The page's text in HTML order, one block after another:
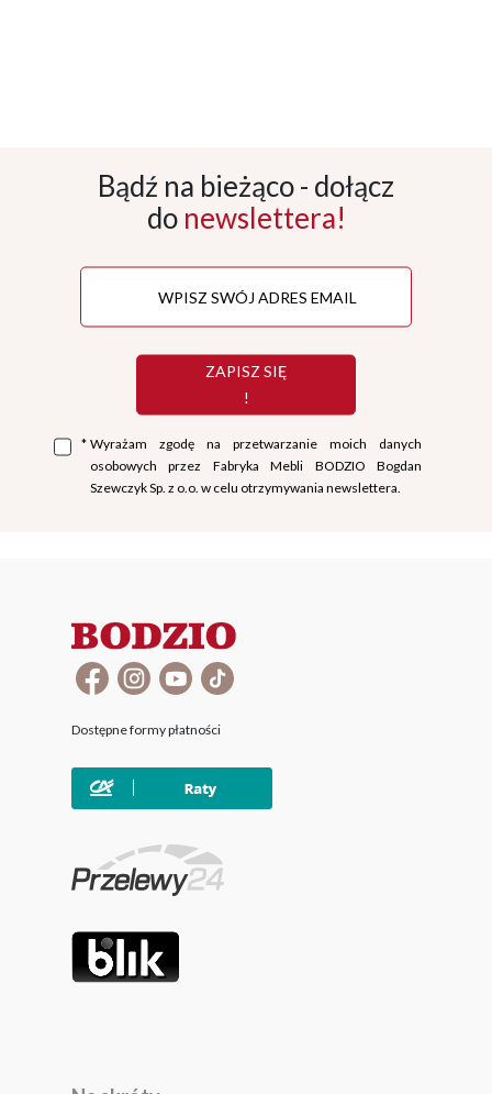
Bądź na bieżąco - dołącz
do newslettera!
ZAPISZ SIĘ
!
* Wyrażam zgodę na przetwarzanie moich danych
osobowych przez Fabryka Mebli BODZIO Bogdan
Szewczyk Sp. z o.o. w celu otrzymywania newslettera.
Dostępne formy płatności